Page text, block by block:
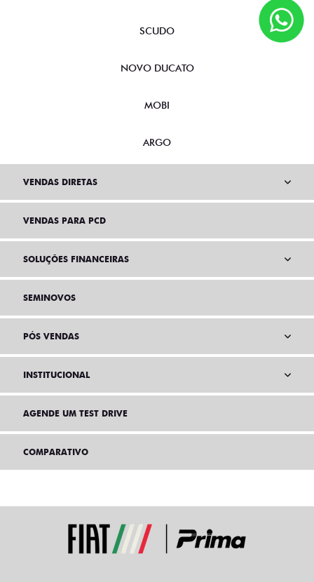
SCUDO
NOVO DUCATO
MOBI
ARGO
VENDAS DIRETAS
VENDAS PARA PCD
SOLUÇÕES FINANCEIRAS
SEMINOVOS
PÓS VENDAS
INSTITUCIONAL
AGENDE UM TEST DRIVE
COMPARATIVO